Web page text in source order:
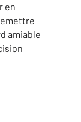
en
amiable